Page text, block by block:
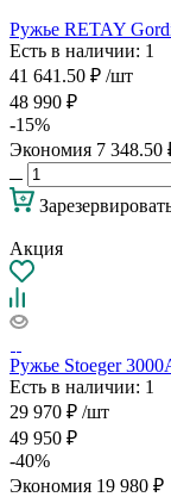
Ружье RETAY
Есть в наличии: 1
41 641.50 ₽ /шт
48 990 ₽
-15%
Экономия 7 348.50
Акция
Ружье Stoeger
Есть в наличии: 1
29 970 ₽ /шт
49 950 ₽
-40%
Экономия 19 980 ₽